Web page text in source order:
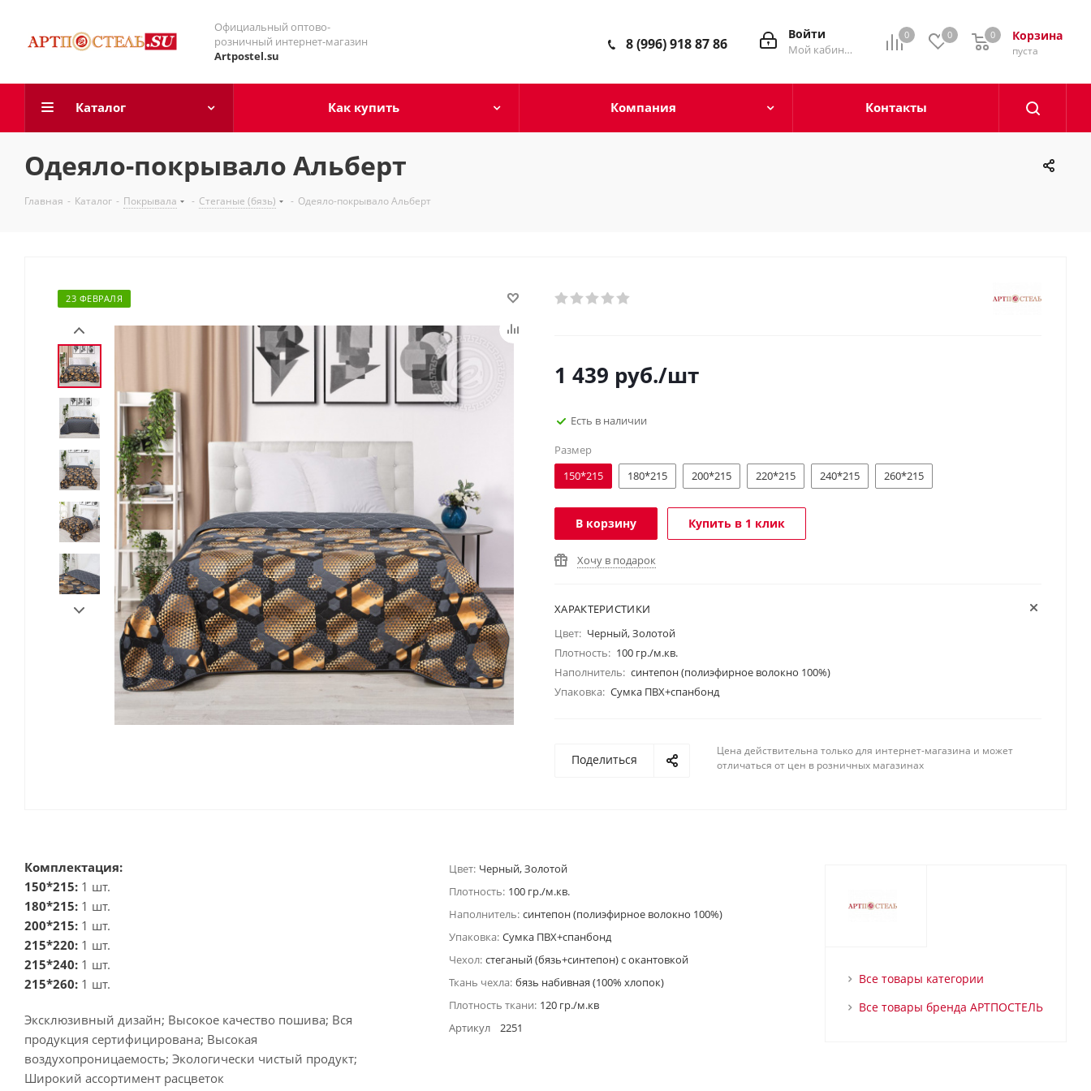
Официальный оптово-
розничный интернет-магазин
Artpostel.su
0 0 Корзина
0
пуста
0
Войти
Мой кабинет
8 (996) 918 87 86
Каталог Как купить Компания Контакты
Одеяло-покрывало Альберт
Главная - Каталог - Покрывала - Стеганые (бязь) - Одеяло-покрывало Альберт
23 ФЕВРАЛЯ
1 439 руб./шт
Есть в наличии
Размер
150*215
180*215 200*215 220*215 240*215 260*215
В корзину Купить в 1 клик
Хочу в подарок
ХАРАКТЕРИСТИКИ
Цвет: Черный, Золотой
Плотность: 100 гр./м.кв.
Наполнитель: синтепон (полиэфирное волокно 100%)
Упаковка: Сумка ПВХ+спанбонд
Поделиться
Цена действительна только для интернет-магазина и может
отличаться от цен в розничных магазинах
Комплектация:
150*215: 1 шт.
180*215: 1 шт.
200*215: 1 шт.
215*220: 1 шт.
215*240: 1 шт.
215*260: 1 шт.
Эксклюзивный дизайн; Высокое качество пошива; Вся
продукция сертифицирована; Высокая
воздухопроницаемость; Экологически чистый продукт;
Широкий ассортимент расцветок
Цвет: Черный, Золотой
Плотность: 100 гр./м.кв.
Наполнитель: синтепон (полиэфирное волокно 100%)
Упаковка: Сумка ПВХ+спанбонд
Чехол: стеганый (бязь+синтепон) с окантовкой
Ткань чехла: бязь набивная (100% хлопок)
Плотность ткани: 120 гр./м.кв
Артикул
2251
Все товары категории
Все товары бренда АРТПОСТЕЛЬ